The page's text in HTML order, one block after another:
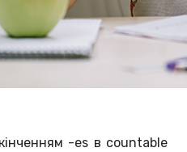
-es в countable